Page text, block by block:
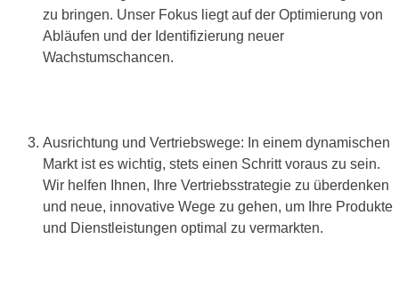
zu bringen. Unser Fokus liegt auf der Optimierung von
Abläufen und der Identifizierung neuer
Wachstumschancen.
Ausrichtung und Vertriebswege: In einem dynamischen
Markt ist es wichtig, stets einen Schritt voraus zu sein.
Wir helfen Ihnen, Ihre Vertriebsstrategie zu überdenken
und neue, innovative Wege zu gehen, um Ihre Produkte
und Dienstleistungen optimal zu vermarkten.